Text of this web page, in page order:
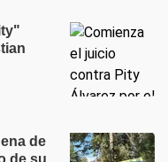
de
de su